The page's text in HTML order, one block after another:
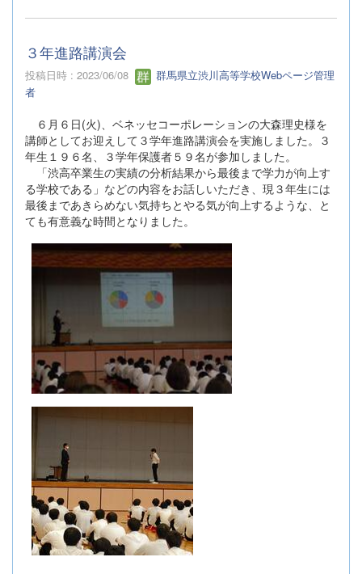
３年進路講演会
投稿日時 : 2023/06/08
群馬県立渋川高等学校Webページ管理
者
６月６日(火)、ベネッセコーポレーションの大森理史様を
講師としてお迎えして３学年進路講演会を実施しました。３
年生１９６名、３学年保護者５９名が参加しました。
「渋高卒業生の実績の分析結果から最後まで学力が向上す
る学校である」などの内容をお話しいただき、現３年生には
最後まであきらめない気持ちとやる気が向上するような、と
ても有意義な時間となりました。